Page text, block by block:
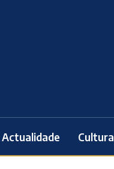
Actualidade Cultura